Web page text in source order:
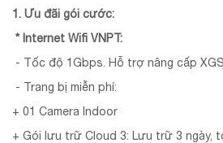
1. Ưu đãi gói cước:
* Internet Wifi VNPT:
- Tốc độ 1Gbps. Hỗ trợ nâng cấp
- Trang bị miễn phí:
+ 01 Camera Indoor
+ Gói lưu trữ Cloud 3: Lưu trữ 3 ngày,